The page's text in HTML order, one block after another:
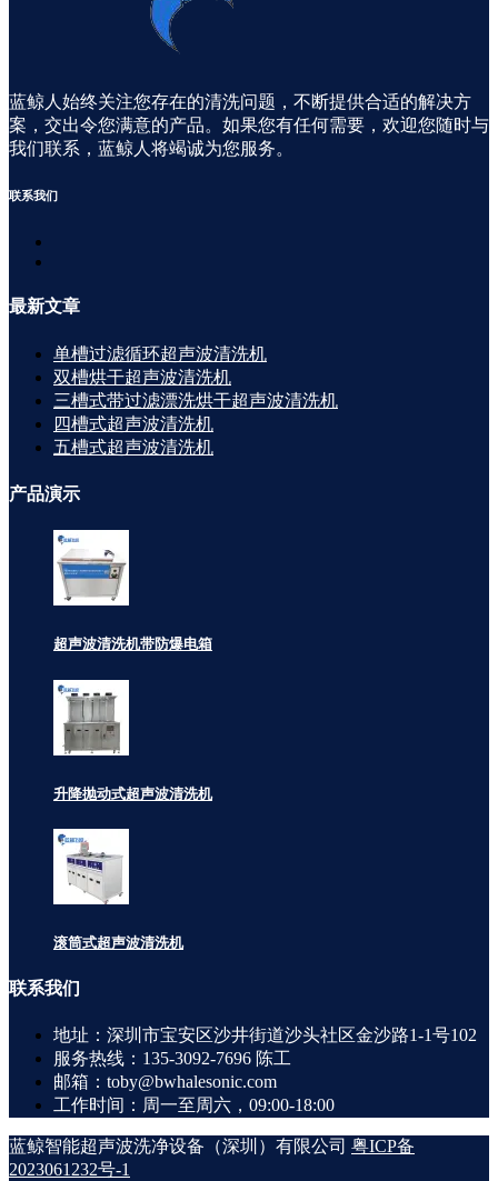
蓝鲸人始终关注您存在的清洗问题，不断提供合适的解决方
案，交出令您满意的产品。如果您有任何需要，欢迎您随时与
我们联系，蓝鲸人将竭诚为您服务。
联系我们
最新文章
单槽过滤循环超声波清洗机
双槽烘干超声波清洗机
三槽式带过滤漂洗烘干超声波清洗机
四槽式超声波清洗机
五槽式超声波清洗机
产品演示
超声波清洗机带防爆电箱
升降抛动式超声波清洗机
滚筒式超声波清洗机
联系我们
地址：深圳市宝安区沙井街道沙头社区金沙路1-1号102
服务热线：135-3092-7696 陈工
邮箱：toby@bwhalesonic.com
工作时间：周一至周六，09:00-18:00
蓝鲸智能超声波洗净设备（深圳）有限公司 粤ICP备
2023061232号-1